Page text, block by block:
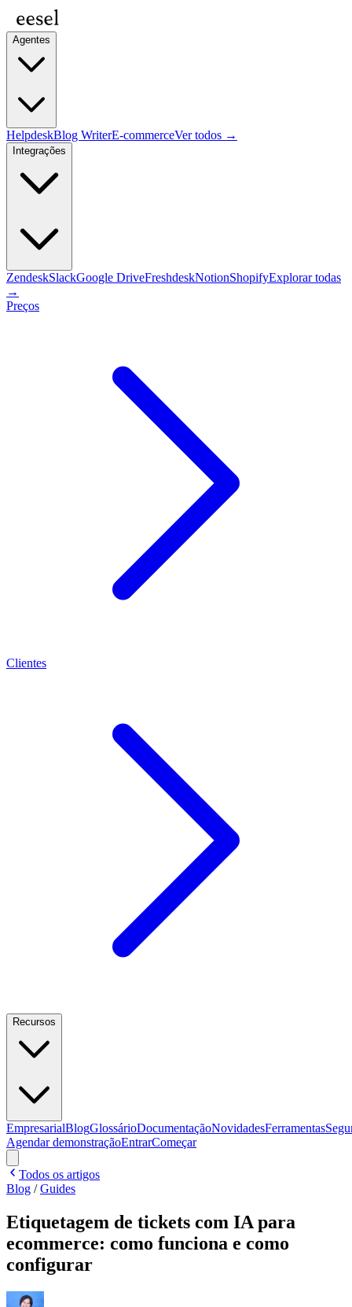
Agentes
HelpdeskBlog WriterE-commerceVer todos →
Integrações
ZendeskSlackGoogle DriveFreshdeskNotionShopifyExplorar todas
→
Preços
Clientes
Recursos
EmpresarialBlogGlossárioDocumentaçãoNovidadesFerramentas
Agendar demonstraçãoEntrarComeçar
Todos os artigos
Blog /Guides
Etiquetagem de tickets com IA para
ecommerce: como funciona e como
configurar